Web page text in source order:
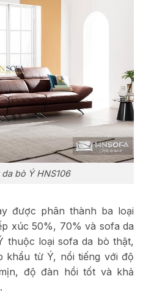
bò Ý HNS106
được phân thành ba loại
xúc 50%, 70% và sofa da
thuộc loại sofa da bò thật,
khẩu từ Ý, nổi tiếng với độ
độ đàn hồi tốt và khả